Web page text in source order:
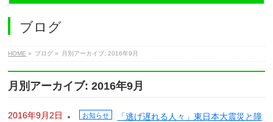
ブログ
HOME » ブログ » 月別アーカイブ: 2016年9月
月別アーカイブ: 2016年9月
2016年9月2日 お知らせ
「逃げ遅れる人々」東日本大震災と障